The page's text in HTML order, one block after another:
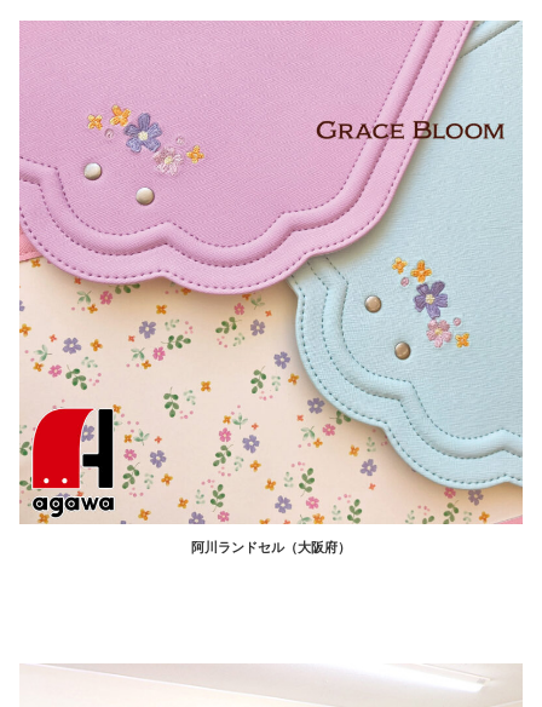
阿川ランドセル（大阪府）